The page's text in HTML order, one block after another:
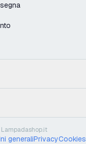
generaliPrivacyCookies